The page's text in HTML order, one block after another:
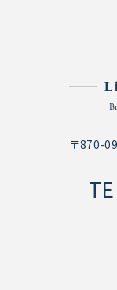
〒870-